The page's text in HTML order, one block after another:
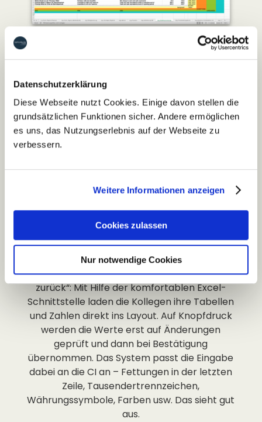
Datenschutzerklärung
Diese Webseite nutzt Cookies. Einige davon stellen die
grundsätzlichen Funktionen sicher. Andere ermöglichen
es uns, das Nutzungserlebnis auf der Webseite zu
verbessern.
Weitere Informationen anzeigen
Cookies zulassen
Nur notwendige Cookies
Die Mitarbeiter Ihrer Finanzabteilung arbeiten wie
gewohnt in Excel und laden die Excel-Datei über
und können so direkt Zahlen und Tabellen
selbständig verändern.
DIREKTER ZUGRIFF AUF IHRE
Excel-Umgebung für die
Finanzkollegen
Ein echtes Highlight dabei: Wir geben der
Finanzabteilung „die Hoheit über die Zahlen
zurück“: Mit Hilfe der komfortablen Excel-
Schnittstelle laden die Kollegen ihre Tabellen
und Zahlen direkt ins Layout. Auf Knopfdruck
werden die Werte erst auf Änderungen
geprüft und dann bei Bestätigung
übernommen. Das System passt die Eingabe
dabei an die CI an – Fettungen in der letzten
Zeile, Tausendertrennzeichen,
Währungssymbole, Farben usw. Das sieht gut
aus.